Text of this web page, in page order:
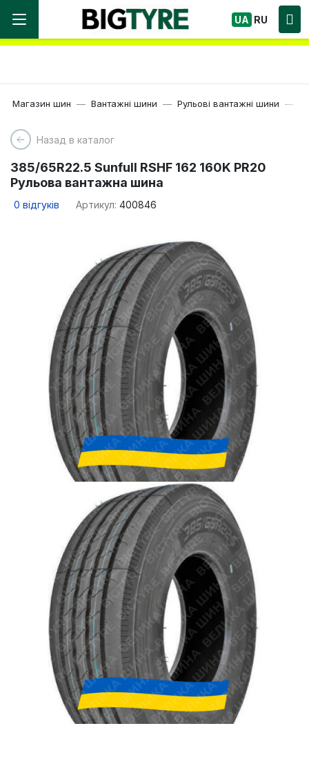
Ми працюємо! Великий вибір Шин, швидка
доставка по Україні!
UA RU
Магазин шин Вантажні шини Рульові вантажні шини
Назад в каталог
385/65R22.5 Sunfull RSHF 162 160K PR20
Рульова вантажна шина
0 відгуків Артикул: 400846